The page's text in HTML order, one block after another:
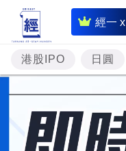
經一
即
時
財
經
專
題
投
港股IPO 日圓